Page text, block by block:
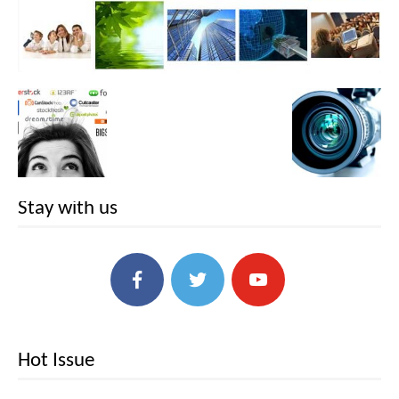
Stay with us
Hot Issue